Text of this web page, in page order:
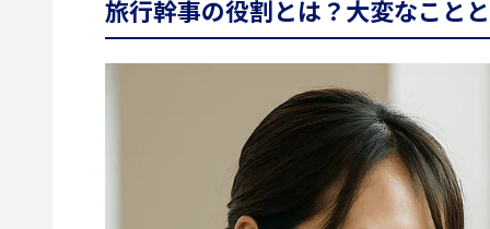
旅行幹事の役割とは？大変なこと